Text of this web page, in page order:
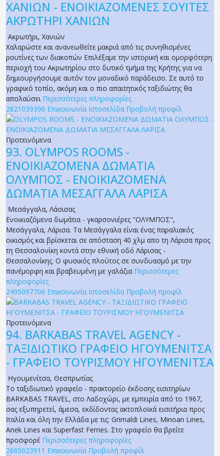
ΧΑΝΙΩΝ - ΕΝΟΙΚΙΑΖΟΜΕΝΕΣ ΣΟΥΙΤΕΣ
ΑΚΡΩΤΗΡΙ ΧΑΝΙΩΝ
Ακρωτήρι, Χανιών
Χαλαρώστε και ανανεωθείτε μακριά από τις συνηθισμένες
ρουτίνες των διακοπών Επιλέξαμε την ιστορική και ομορφότερη
περιοχή του Ακρωτηρίου στο δυτικό τμήμα της Κρήτης για να
δημιουργήσουμε αυτόν τον μοναδικό παράδεισο. Σε αυτό το
γραφικό τοπίο, ακόμη και ο πιο απαιτητικός ταξιδιώτης θα
απολαύσει Περισσότερες πληροφορίες
2821039396 Επικοινωνία Ιστοσελίδα Προβολή προφίλ
Προτεινόμενα
93. OLYMPOS ROOMS -
ΕΝΟΙΚΙΑΖΟΜΕΝΑ ΔΩΜΑΤΙΑ
ΟΛΥΜΠΟΣ - ΕΝΟΙΚΙΑΖΟΜΕΝΑ
ΔΩΜΑΤΙΑ ΜΕΣΑΓΓΑΛΑ ΛΑΡΙΣΑ
Μεσάγγαλα, Λάσισας
Ενοικιαζόμενα δωμάτια - γκαρσονιέρες "ΟΛΥΜΠΟΣ",
Μεσάγγαλα, Λάρισα. Τα Μεσάγγαλα είναι ένας παραλιακός
οικισμός και βρίσκεται σε απόσταση 40 χλμ απο τη Λάρισα προς
τη Θεσσαλονίκη κοντά στην εθνική οδό Λάρισας -
Θεσσαλονίκης. Ο φυσικός πλούτος σε συνδυασμό με την
πανέμορφη και βραβευμένη με γαλάζια Περισσότερες
πληροφορίες
2495097706 Επικοινωνία Ιστοσελίδα Προβολή προφίλ
Προτεινόμενα
94. BARKABAS TRAVEL AGENCY -
ΤΑΞΙΔΙΩΤΙΚΟ ΓΡΑΦΕΙΟ ΗΓΟΥΜΕΝΙΤΣΑ
- ΓΡΑΦΕΙΟ ΤΟΥΡΙΣΜΟΥ ΗΓΟΥΜΕΝΙΤΣΑ
Ηγουμενίτσα, Θεσπρωτίας
Το ταξιδιωτικό γραφείο - πρακτορείο έκδοσης εισιτηρίων
BARKABAS TRAVEL, στο Λαδοχώρι, με εμπειρία από το 1967,
σας εξυπηρετεί, άμεσα, εκδίδοντας ακτοπλοϊκά εισιτήρια προς
Ιταλία και όλη την Ελλάδα με τις: Grimaldi Lines, Minoan Lines,
Anek Lines και Superfast Ferries. Στο γραφείο θα βρείτε
προσφορέ Περισσότερες πληροφορίες
2665023911 Επικοινωνία Προβολή προφίλ